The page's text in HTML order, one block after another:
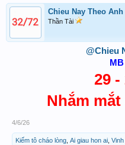
Chieu Nay Theo Anh
Thần Tài
@Chieu
29 -
Nhắm
4/6/26
Kiếm tô cháo lòng Ai giau hon ai